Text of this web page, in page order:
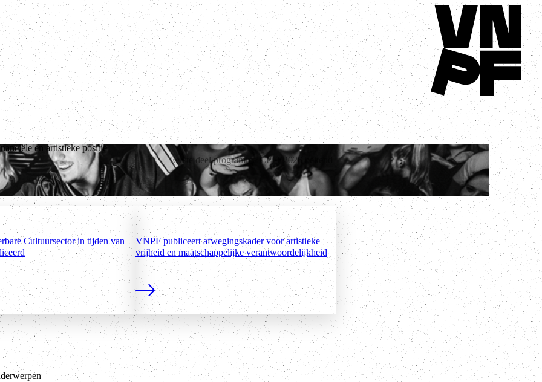
Terug naar homepage
en artistieke positie
slide
Eerste deel programma CPFE2026 bekend
Cultuursector in tijden van
VNPF publiceert afwegingskader voor artistieke
vrijheid en maatschappelijke verantwoordelijkheid
Lees meer